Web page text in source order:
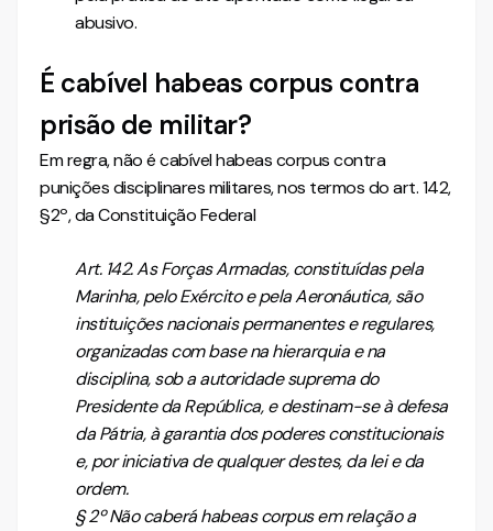
abusivo.
É cabível habeas corpus contra
prisão de militar?
Em regra, não é cabível habeas corpus contra
punições disciplinares militares, nos termos do art. 142,
§2º, da Constituição Federal
Art. 142. As Forças Armadas, constituídas pela
Marinha, pelo Exército e pela Aeronáutica, são
instituições nacionais permanentes e regulares,
organizadas com base na hierarquia e na
disciplina, sob a autoridade suprema do
Presidente da República, e destinam-se à defesa
da Pátria, à garantia dos poderes constitucionais
e, por iniciativa de qualquer destes, da lei e da
ordem.
§ 2º Não caberá habeas corpus em relação a